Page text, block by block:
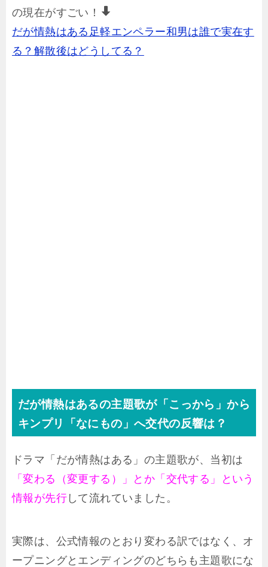
の現在がすごい！
だが情熱はある足軽エンペラー和男は誰で実在す
る？解散後はどうしてる？
だが情熱はあるの主題歌が「こっから」から
キンプリ「なにもの」へ交代の反響は？
ドラマ「だが情熱はある」の主題歌が、当初は
「変わる（変更する）」とか「交代する」という
情報が先行 して流れていました。
実際は、公式情報のとおり変わる訳ではなく、オ
ープニングとエンディングのどちらも主題歌にな